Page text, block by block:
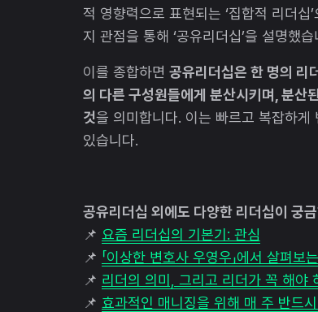
적 영향력으로 표현되는 ‘집합적 리더
지 관점을 통해 ‘공유리더십’을 설명했습
이를 종합하면 공유리더십은 한 명의 리
의 다른 구성원들에게 분산시키며, 분산
것을 의미합니다. 이는 빠르고 복잡하
있습니다.
공유리더십 외에도 다양한 리더십이 궁
📌 요즘 리더십의 기본기: 관심
📌 「이상한 변호사 우영우」에서 살펴
📌 리더의 의미, 그리고 리더가 꼭 해야
📌 효과적인 매니징을 위해 매 주 반드